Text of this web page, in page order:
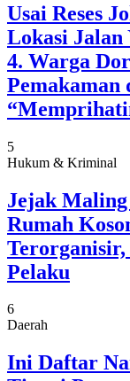
Usai Reses
Lokasi Jalan
4. Warga
Pemakaman
5
Hukum & Kriminal
Jejak
Rumah
Terorganisir,
Pelaku
6
Daerah
Ini Daftar